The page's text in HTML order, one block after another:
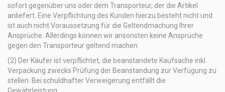
sofort gegenüber uns oder dem Transporteur, der die Artikel
anliefert. Eine Verpflichtung des Kunden hierzu besteht nicht und
ist auch nicht Voraussetzung für die Geltendmachung Ihrer
Ansprüche. Allerdings können wir ansonsten keine Ansprüche
gegen den Transporteur geltend machen.
(2) Der Käufer ist verpflichtet, die beanstandete Kaufsache inkl.
Verpackung zwecks Prüfung der Beanstandung zur Verfügung zu
stellen. Bei schuldhafter Verweigerung entfällt die
Gewährleistung.